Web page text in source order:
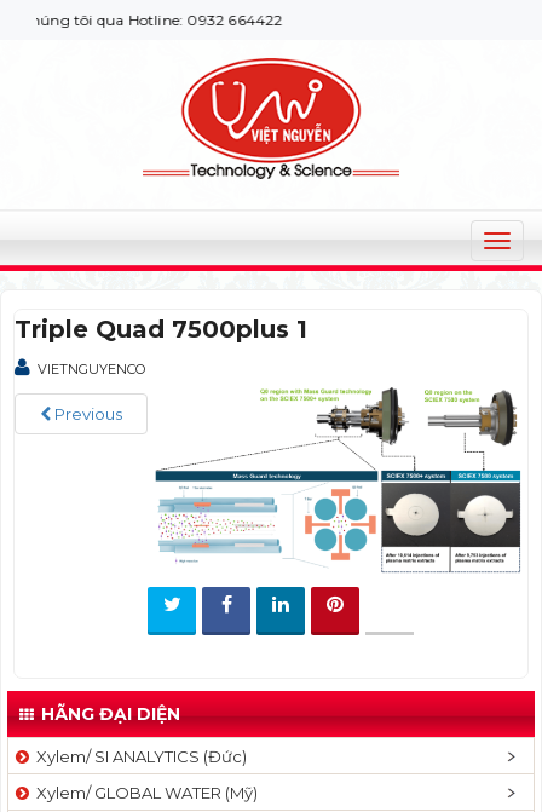
tôi qua Hotline: 0932 664422
T
o
n
a
i
g
a
t
Triple Quad 7500plus 1
VIETNGUYENCO
Previous
HÃNG ĐẠI DIỆN
Xylem/ SI ANALYTICS (Đức)
Xylem/ GLOBAL WATER (Mỹ)